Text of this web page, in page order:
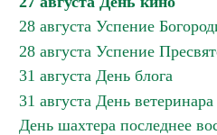
28 августа Успение
28 августа Успение
31 августа День блога
31 августа День ветеринара
День шахтера последнее